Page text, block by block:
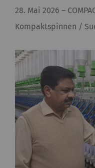
28. Mai 2026–
Kompaktspinnen /